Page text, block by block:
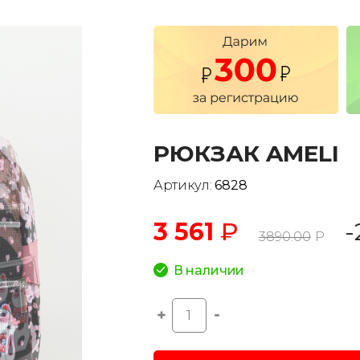
РЮКЗАК AMELI
Артикул: 6828
3 561 ₽ 3890.00 Р
В наличии